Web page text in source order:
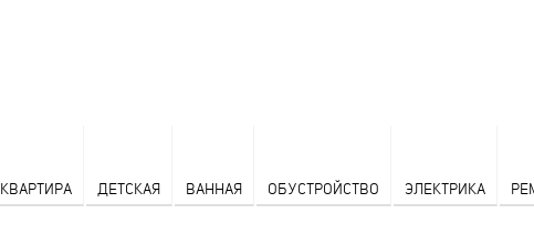
КВАРТИРА ДЕТСКАЯ ВАННАЯ ОБУСТРОЙСТВО ЭЛЕКТРИКА